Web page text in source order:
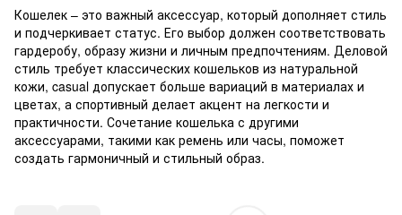
Кошелек – это важный аксессуар, который дополняет стиль
и подчеркивает статус. Его выбор должен соответствовать
гардеробу, образу жизни и личным предпочтениям. Деловой
стиль требует классических кошельков из натуральной
кожи, casual допускает больше вариаций в материалах и
цветах, а спортивный делает акцент на легкости и
практичности. Сочетание кошелька с другими
аксессуарами, такими как ремень или часы, поможет
создать гармоничный и стильный образ.